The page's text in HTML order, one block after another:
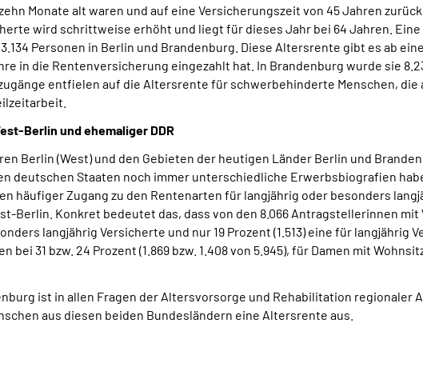
Monate alt waren und auf eine Versicherungszeit von 45 Jahren
wird schrittweise erhöht und liegt für dieses Jahr bei 64 Jahren. Eine
Personen in Berlin und Brandenburg. Diese Altersrente gibt es ab
in die Rentenversicherung eingezahlt hat. In Brandenburg wurde sie
entfielen auf die Altersrente für schwerbehinderte Menschen,
Berlin und ehemaliger DDR
Berlin (West) und den Gebieten der heutigen Länder Berlin und
deutschen Staaten noch immer unterschiedliche Erwerbsbiografien
häufiger Zugang zu den Rentenarten für langjährig oder besonders
Berlin. Konkret bedeutet das, dass von den 8.066 Antragstellerinnen
langjährig Versicherte und nur 19 Prozent (1.513) eine für langjährig
bei 31 bzw. 24 Prozent (1.869 bzw. 1.408 von 5.945), für Damen mit
ist in allen Fragen der Altersvorsorge und Rehabilitation regionaler
aus diesen beiden Bundesländern eine Altersrente aus.